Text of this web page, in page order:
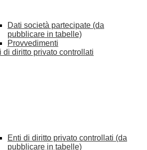
Dati società partecipate (da
pubblicare in tabelle)
Provvedimenti
di diritto privato controllati
Enti di diritto privato controllati (da
pubblicare in tabelle)